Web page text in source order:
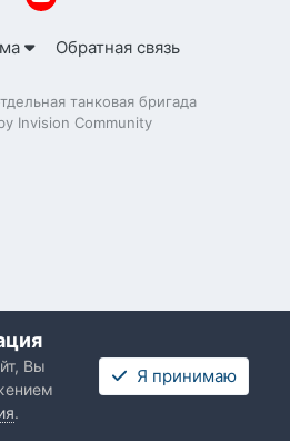
Обратная связь
танковая бригада
Invision Community
Вы
.
Я принимаю